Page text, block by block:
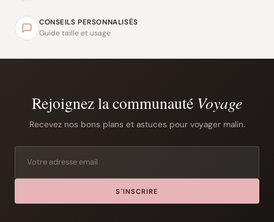
CONSEILS PERSONNALISÉS
Guide taille et usage
Rejoignez la communauté Voyage
Recevez nos bons plans et astuces pour voyager malin.
S'INSCRIRE